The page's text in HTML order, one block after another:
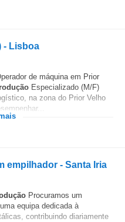
- Lisboa
de máquina em Prior
Especializado (M/F)
na zona do Prior Velho
empilhador - Santa Iria
Procuramos um
equipa dedicada à
contribuindo diariamente